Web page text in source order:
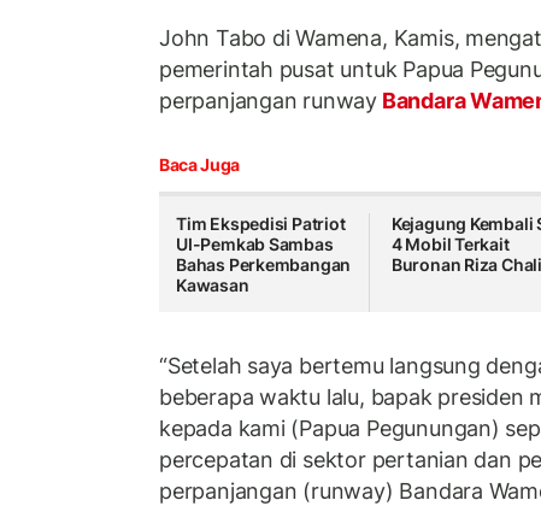
John Tabo di Wamena, Kamis,
pemerintah pusat untuk Papua
perpanjangan runway Bandara
Baca Juga
Tim Ekspedisi Patriot
UI-Pemkab Sambas
Bahas Perkembangan
Kawasan
Kejagung Kembali
4 Mobil Terkait
Buronan Riza
“Setelah saya bertemu langsung
beberapa waktu lalu, bapak presiden
kepada kami (Papua Pegunungan)
percepatan di sektor pertanian dan
perpanjangan (runway) Bandara